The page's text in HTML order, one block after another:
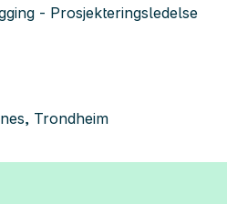
- Prosjekteringsledelse
Trondheim